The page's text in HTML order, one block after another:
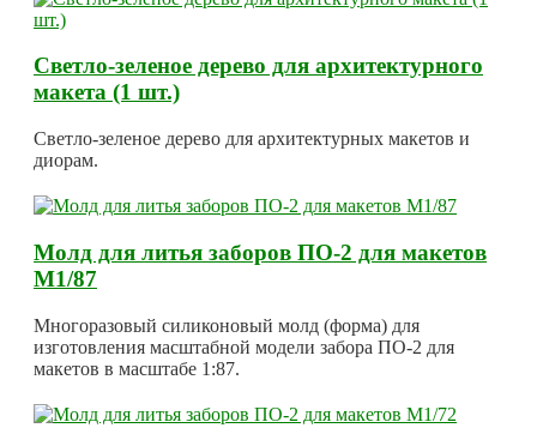
Светло-зеленое дерево для архитектурного
макета (1 шт.)
Светло-зеленое дерево для архитектурных макетов и
диорам.
Молд для литья заборов ПО-2 для макетов
М1/87
Многоразовый силиконовый молд (форма) для
изготовления масштабной модели забора ПО-2 для
макетов в масштабе 1:87.